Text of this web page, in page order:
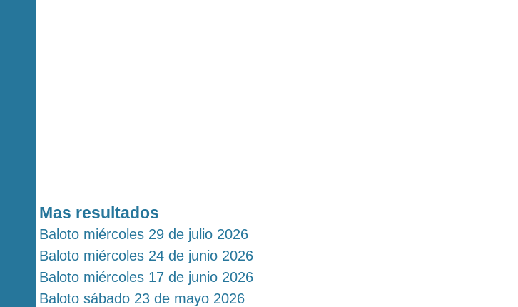
Mas resultados
Baloto miércoles 29 de julio 2026
Baloto miércoles 24 de junio 2026
Baloto miércoles 17 de junio 2026
Baloto sábado 23 de mayo 2026